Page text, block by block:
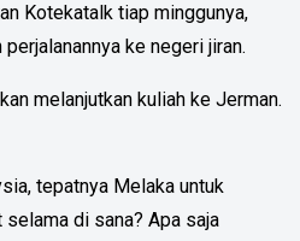
Kotekatalk tiap minggunya,
ke negeri jiran.
melanjutkan kuliah ke Jerman.
tepatnya Melaka untuk
di sana? Apa saja